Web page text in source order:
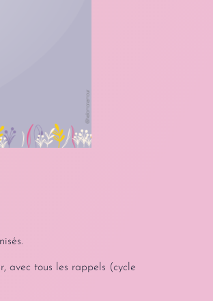
avec tous les rappels (cycle